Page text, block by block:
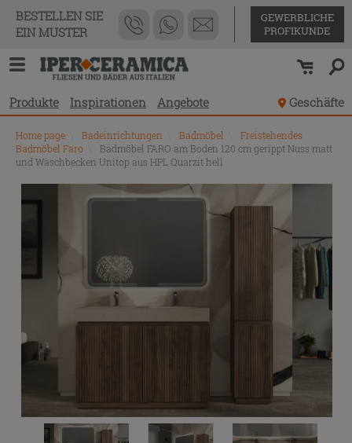
BESTELLEN SIE
EIN MUSTER
GEWERBLICHE
PROFIKUNDE
Produkte Inspirationen Angebote Geschäfte
Home page Badeinrichtungen Badmöbel
Freistehendes
Badmöbel Faro
Badmöbel FARO am Boden 120 cm gerippt Nuss matt
und Waschbecken Unitop aus HPL Quarzit hell